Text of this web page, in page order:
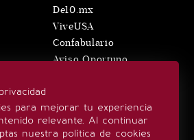
para mejorar tu experiencia
relevante. Al continuar
nuestra política de cookies
De10.mx
ViveUSA
Confabulario
Aviso Oportuno
SÍGUENOS